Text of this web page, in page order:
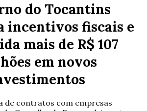
do Tocantins
incentivos fiscais e
mais de R$ 107
em novos
de contratos com empresas